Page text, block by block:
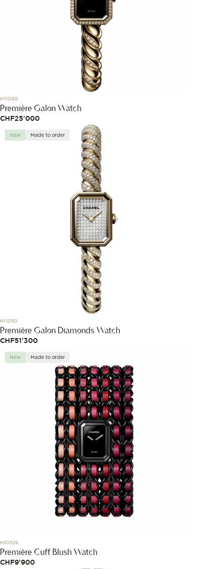
H11049
Première Galon Watch
CHF25'000
New Made to order
H11050
Première Galon Diamonds Watch
CHF51'300
New Made to order
H10329
Première Cuff Blush Watch
CHF9'900